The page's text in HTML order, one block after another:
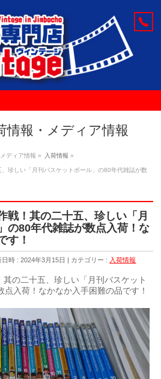
情報・メディア情報
ディア情報 » 入荷情報 »
珍しい「月刊バスケットボール」の80年代雑誌が数
戦！其の二十五、珍しい「月
の80年代雑誌が数点入荷！な
す！
時 : 2024年3月15日 カテゴリー : 入荷情報
の二十五、珍しい「月刊バスケット
入荷！なかなか入手困難の品です！